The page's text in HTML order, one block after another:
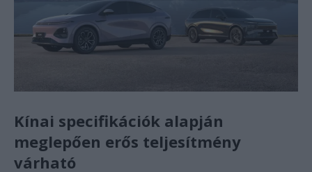
Kínai specifikációk alapján
meglepően erős teljesítmény
várható